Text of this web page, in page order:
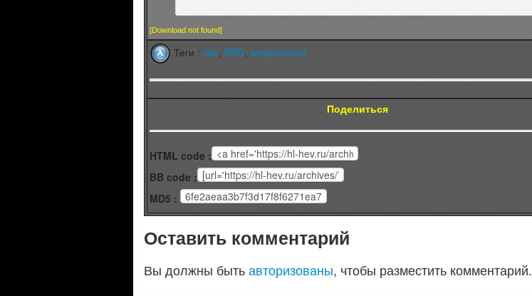
[Download not found]
Теги : cso, KSG, weaponmod
Поделиться
HTML code :
BB code :
MD5 :
Оставить комментарий
Вы должны бытьавторизованы, чтобы разместить комментарий.